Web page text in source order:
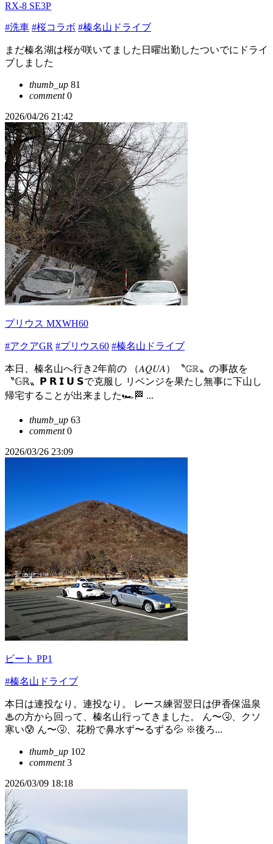
RX-8 SE3P
#洗車 #桜コラボ #榛名山ドライブ
まだ榛名湖は桜が咲いてました日曜出勤したついでにドライ
ブしました
thumb_up 81
comment0
2026/04/26 21:42
プリウス MXWH60
#アクアGR #プリウス60 #榛名山ドライブ
本日、榛名山へ行き2年前の （𝐴𝑄𝑈𝐴）〝𝔾ℝ〟の事故を
〝𝔾ℝ〟𝗣 𝗥 𝗜 𝗨 𝗦で克服し リベンジを果たし無事に下山し
帰宅することが出来ました🏎️🏁 ...
thumb_up 63
comment0
2026/03/26 23:09
ビート PP1
#榛名山ドライブ
本日は連投なり。連投なり。 レース練習翌日は伊香保温泉
♨の方から回って、榛名山行ってきました。 ん〜🤧、クソ
寒い😰 ん〜🤧、花粉で鼻水ず〜るずる💦 ※後ろ...
thumb_up 102
comment3
2026/03/09 18:18